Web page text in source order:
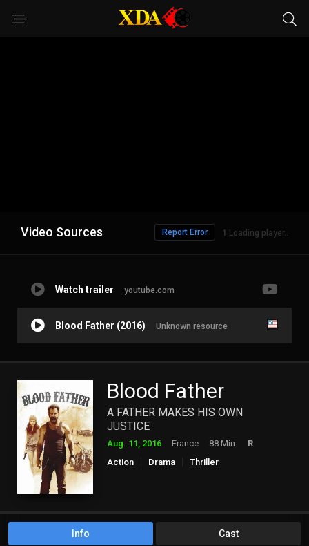
Video Sources 1 Loading player..
Report Error
Watch trailer youtube.com
Blood Father (2016) Unknown resource
Blood Father
A FATHER MAKES HIS OWN
JUSTICE
Aug. 11, 2016 France 88 Min.
R
Action
Drama Thriller
Info Cast